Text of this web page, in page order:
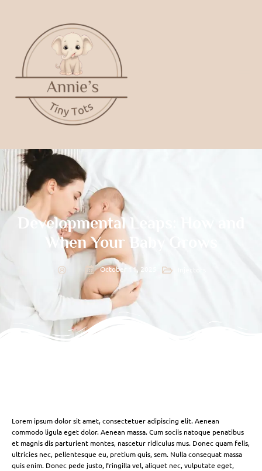
Developmental Leaps: How and
When Your Baby Grows
October 11, 2025
Lorem ipsum dolor sit amet, consectetuer adipiscing elit. Aenean
commodo ligula eget dolor. Aenean massa. Cum sociis natoque penatibus
et magnis dis parturient montes, nascetur ridiculus mus. Donec quam felis,
ultricies nec, pellentesque eu, pretium quis, sem. Nulla consequat massa
quis enim. Donec pede justo, fringilla vel, aliquet nec, vulputate eget,